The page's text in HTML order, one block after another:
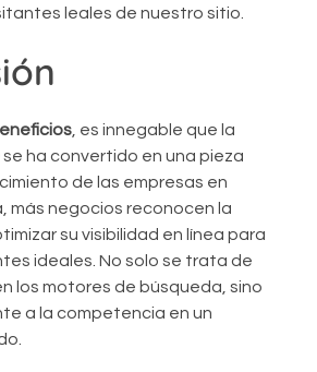
leales de nuestro sitio.
, es innegable que la
se ha convertido en una pieza
de las empresas en
más negocios reconocen la
su visibilidad en línea para
ideales. No solo se trata de
los motores de búsqueda, sino
a la competencia en un